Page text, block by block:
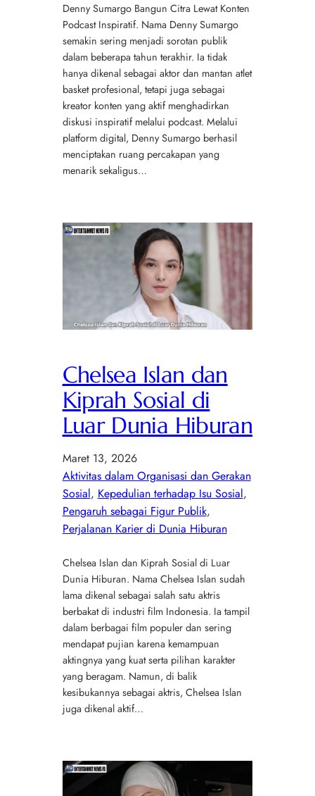
Denny Sumargo Bangun Citra Lewat Konten
Podcast Inspiratif. Nama Denny Sumargo
semakin sering menjadi sorotan publik
dalam beberapa tahun terakhir. Ia tidak
hanya dikenal sebagai aktor dan mantan atlet
basket profesional, tetapi juga sebagai
kreator konten yang aktif menghadirkan
diskusi inspiratif melalui podcast. Melalui
platform digital, Denny Sumargo berhasil
menciptakan ruang percakapan yang
menarik sekaligus…
Chelsea Islan dan
Kiprah Sosial di
Luar Dunia Hiburan
Maret 13, 2026
Aktivitas dalam Organisasi dan Gerakan
Sosial, Kepedulian terhadap Isu Sosial
Pengaruh sebagai Figur Publik
Perjalanan Karier di Dunia Hiburan
Chelsea Islan dan Kiprah Sosial di Luar
Dunia Hiburan. Nama Chelsea Islan sudah
lama dikenal sebagai salah satu aktris
berbakat di industri film Indonesia. Ia tampil
dalam berbagai film populer dan sering
mendapat pujian karena kemampuan
aktingnya yang kuat serta pilihan karakter
yang beragam. Namun, di balik
kesibukannya sebagai aktris, Chelsea Islan
juga dikenal aktif…